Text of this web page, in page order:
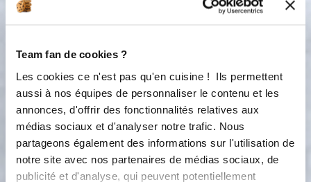
Team fan de cookies ?
Les cookies ce n'est pas qu'en cuisine ! Ils permettent
aussi à nos équipes de personnaliser le contenu et les
annonces, d'offrir des fonctionnalités relatives aux
médias sociaux et d'analyser notre trafic. Nous
partageons également des informations sur l'utilisation de
notre site avec nos partenaires de médias sociaux, de
publicité et d'analyse, qui peuvent potentiellement
poulet dans une poêle en fonte sur
très régulièrement votre viande.
avant de les découper en tranches. .
Lavez votre concombre puis coupez-
le en morceaux Lavez les radis puis
coupez-les en 2. . Ôtez la première
peau de vos oignons rouges puis
émincez-les au tornado . Dans une
casserole, faites cuire la semoule en